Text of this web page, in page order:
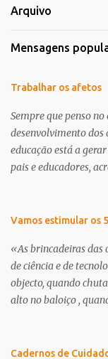
Arquivo
Mensagens
Trabalhar os afetos
Sempre que penso
desenvolvimento dos
educação está a
pais e educadores,
“nova” infância.
através da
suas outras
2012/13, educadora
específicos para
amigo? O que se dá/
Vamos estimular os
«As brincadeiras das
de ciência e de
objecto, quando
alto no baloiço ,
quando prova uma
Cadernos de